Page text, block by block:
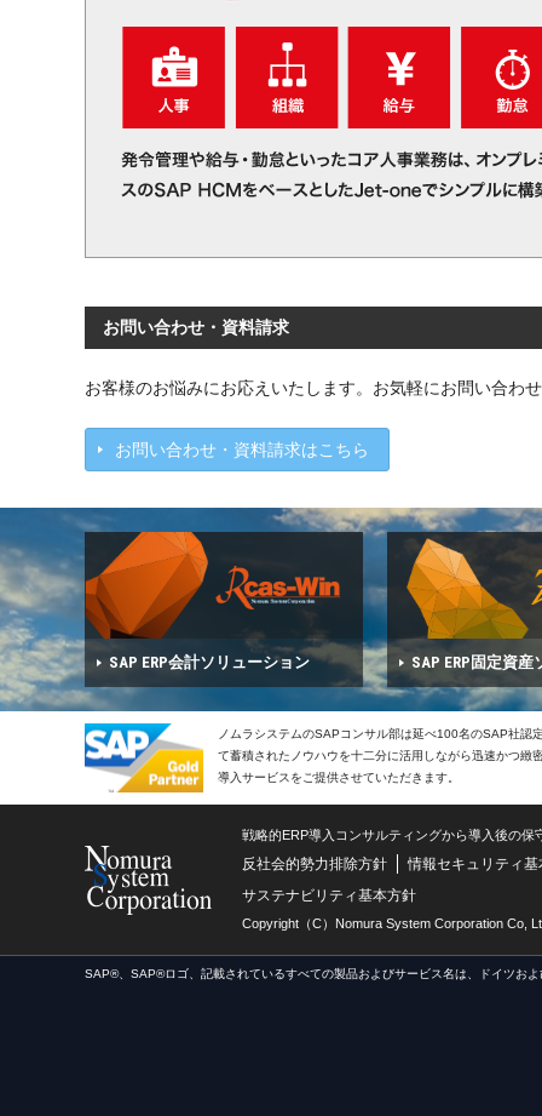
お問い合わせ・資料請求
お客様のお悩みにお応えいたします。お気軽にお問い合わ
お問い合わせ・資料請求はこちら
SAP ERP会計ソリューション SAP ERP固定資
ノムラシステムのSAPコンサル部は延べ100名のSAP社認
て蓄積されたノウハウを十二分に活用しながら迅速かつ緻
導入サービスをご提供させていただきます。
戦略的ERP導入コンサルティングから導入後の
反社会的勢力排除方針
情報セキュリティ基
サステナビリティ基本方針
Copyright（C）Nomura System Corporation Co,
SAP®、SAP®ロゴ、記載されているすべての製品およびサービス名は、ドイツお